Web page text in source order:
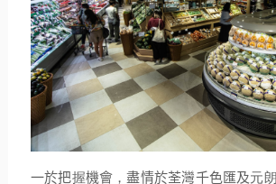
一於把握機會 ，盡情於荃灣千色匯及元